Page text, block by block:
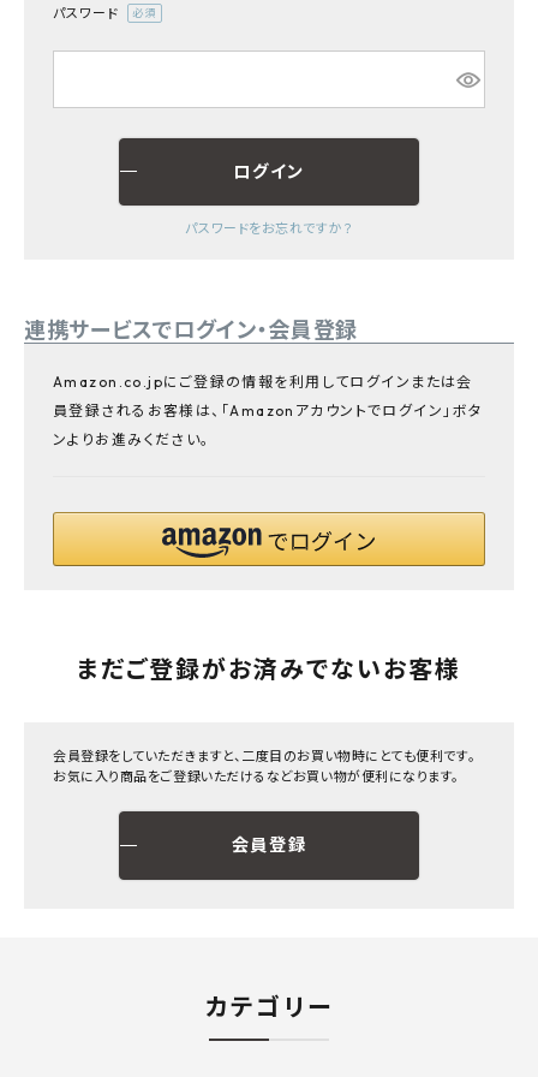
メルマガ登録
プライバシーポリシー
パスワード
須)
ログイン
パスワードをお忘れですか？
連携サービスでログイン・会員登録
Amazon.co.jpにご登録の情報を利用してログインまたは会
員登録されるお客様は、「Amazonアカウントでログイン」ボタ
ンよりお進みください。
まだご登録がお済みでないお客様
会員登録をしていただきますと、二度目のお買い物時にとても便利です。
お気に入り商品をご登録いただけるなどお買い物が便利になります。
会員登録
カテゴリー